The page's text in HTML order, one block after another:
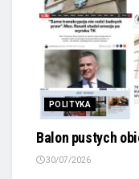
POLITYKA
Balon pustych
30/07/2026